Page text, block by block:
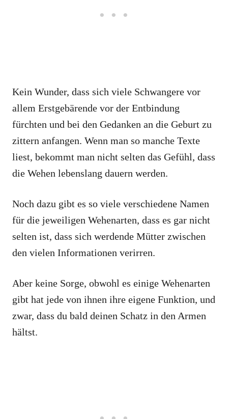
Kein Wunder, dass sich viele Schwangere vor
allem Erstgebärende vor der Entbindung
fürchten und bei den Gedanken an die Geburt zu
zittern anfangen. Wenn man so manche Texte
liest, bekommt man nicht selten das Gefühl, dass
die Wehen lebenslang dauern werden.
Noch dazu gibt es so viele verschiedene Namen
für die jeweiligen Wehenarten, dass es gar nicht
selten ist, dass sich werdende Mütter zwischen
den vielen Informationen verirren.
Aber keine Sorge, obwohl es einige Wehenarten
gibt hat jede von ihnen ihre eigene Funktion, und
zwar, dass du bald deinen Schatz in den Armen
hältst.